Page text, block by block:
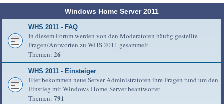
Windows Home Server 2011
WHS 2011 - FAQ
In diesem Forum werden von den Moderatoren häufig gestellte
Fragen/Antworten zu WHS 2011 gesammelt.
Themen: 26
WHS 2011 - Einsteiger
Hier bekommen neue Server-Administratoren ihre Fragen rund um den
Einstieg mit Windows-Home-Server beantwortet.
Themen: 791